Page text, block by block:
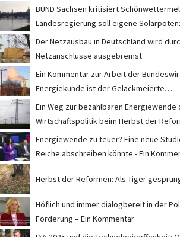
BUND Sachsen kritisiert
Landesregierung soll eigene
Der Netzausbau in Deutschland wird
Netzanschlüsse ausgebremst
Ein Kommentar zur Arbeit der
Energiekunde ist der Gelackmeierte…
Ein Weg zur bezahlbaren
Wirtschaftspolitik beim Herbst der
Energiewende zu teuer? Eine neue
Reiche abschreiben könnte - Ein
Herbst der Reformen: Als Tiger
Höflich und immer dialogbereit in der
Forderung – Ein Kommentar